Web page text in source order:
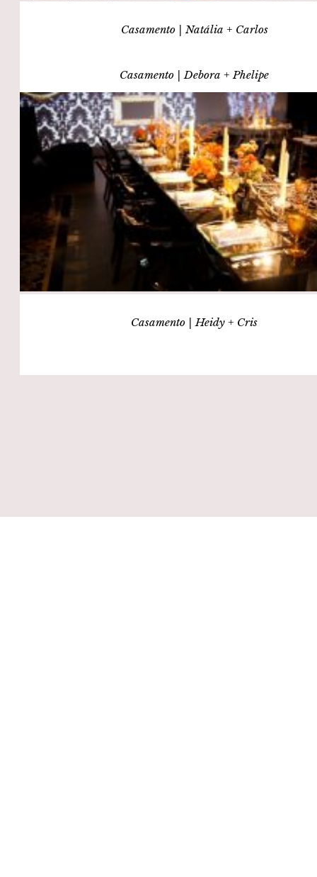
Casamento | Natália + Carlos
Casamento | Debora + Phelipe
Casamento | Heidy + Cris